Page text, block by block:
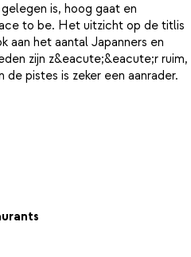
is, hoog gaat en
to be. Het uitzicht op de titlis
aan het aantal Japanners en
zijn z&eacute;&eacute;r ruim,
pistes is zeker een aanrader.